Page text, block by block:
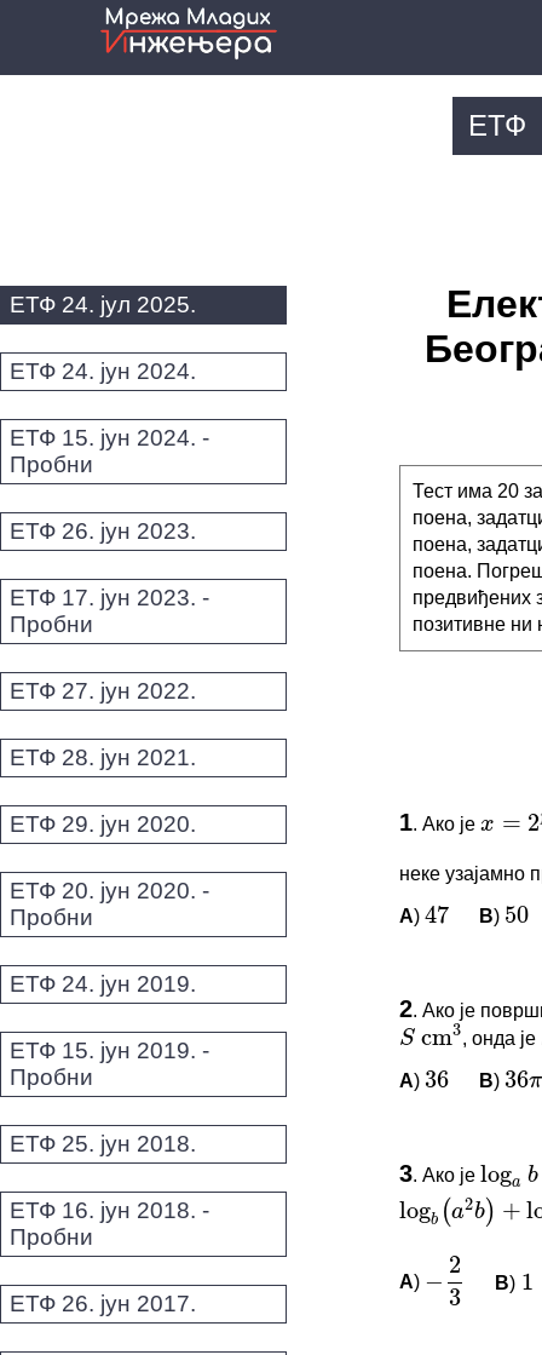
ЕТФ
ЕТФ 24. јул 2025.
ЕТФ 24. јун 2024.
ЕТФ 15. јун 2024. -
Пробни
ЕТФ 26. јун 2023.
ЕТФ 17. јун 2023. -
Пробни
ЕТФ 27. јун 2022.
ЕТФ 28. јун 2021.
ЕТФ 29. јун 2020.
ЕТФ 20. јун 2020. -
Пробни
ЕТФ 24. јун 2019.
ЕТФ 15. јун 2019. -
Пробни
ЕТФ 25. јун 2018.
ЕТФ 16. јун 2018. -
Пробни
ЕТФ 26. јун 2017.
Тест има 20
поена,
поена,
поена.
предвиђених
позитивне ни
1. Ако јеx= 2p q
неке узајамно
A)
47
47 B)
50
50
Овај задатак
*Морате бити
2. Ако је
c m
S cm3 , онда је
A)
36
36 B)
36π
36π
Овај
3. Ако је logab=
log ( b) + log
logb( a2b)+loga(
A)
−
2
−2 3 B) 1